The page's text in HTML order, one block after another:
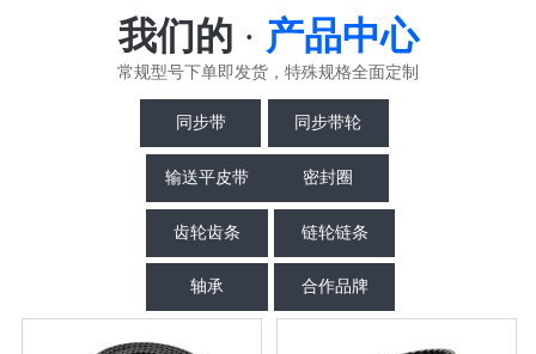
我们的 · 产品中心
常规型号下单即发货，特殊规格全面定制
同步带 同步带轮
输送平皮带 密封圈
齿轮齿条 链轮链条
轴承 合作品牌